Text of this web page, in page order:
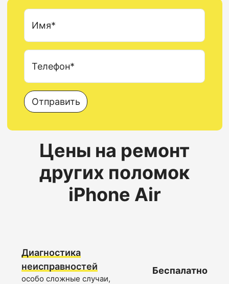
Имя*
Телефон*
Отправить
Цены на ремонт
других поломок
iPhone Air
Диагностика
неисправностей
особо сложные случаи,
Беспалатно